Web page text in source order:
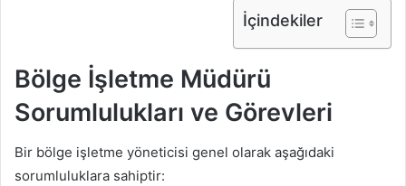
İçindekiler
Bölge İşletme Müdürü
Sorumlulukları ve Görevleri
Bir bölge işletme yöneticisi genel olarak aşağıdaki
sorumluluklara sahiptir: